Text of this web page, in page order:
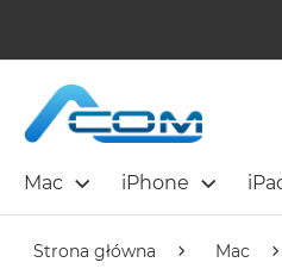
Mac iPhone
Strona główna Mac